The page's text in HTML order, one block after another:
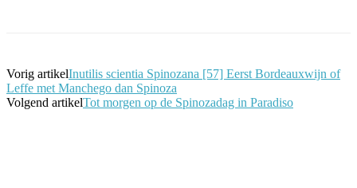
Vorig artikelInutilis scientia Spinozana [57] Eerst Bordeauxwijn of
Leffe met Manchego dan Spinoza
Volgend artikelTot morgen op de Spinozadag in Paradiso